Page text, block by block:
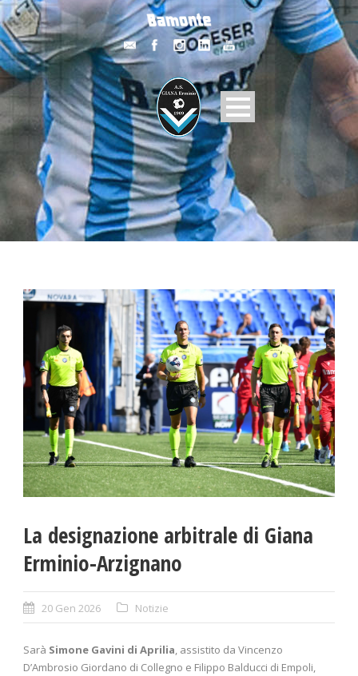
La designazione arbitrale di Giana
Erminio-Arzignano
20 Gen 2026 Notizie
Sarà Simone Gavini di Aprilia, assistito da Vincenzo
D’Ambrosio Giordano di Collegno e Filippo Balducci di Empoli,